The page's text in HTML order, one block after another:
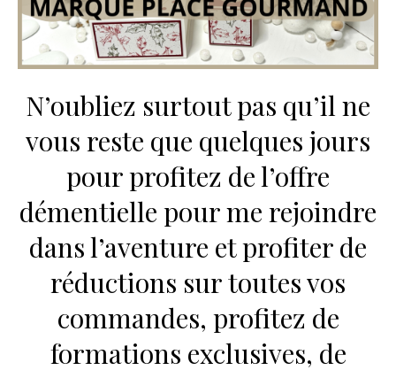
N’oubliez surtout pas qu’il ne
vous reste que quelques jours
pour profitez de l’offre
démentielle pour me rejoindre
dans l’aventure et profiter de
réductions sur toutes vos
commandes, profitez de
formations exclusives, de